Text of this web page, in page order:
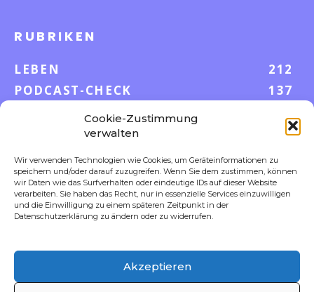
Cookie-Zustimmung
verwalten
Wir verwenden Technologien wie Cookies, um Geräteinformationen zu
speichern und/oder darauf zuzugreifen. Wenn Sie dem zustimmen, können
wir Daten wie das Surfverhalten oder eindeutige IDs auf dieser Website
verarbeiten. Sie haben das Recht, nur in essenzielle Services einzuwilligen
und die Einwilligung zu einem späteren Zeitpunkt in der
Datenschutzerklärung zu ändern oder zu widerrufen.
Akzeptieren
RUBRIKEN
LEBEN
212
PODCAST-CHECK
137
GELD & KARRIERE
43
AUF UND DAVON
S-POOL VORTEILE
35
DIGITALE WELT
23
FOKUS